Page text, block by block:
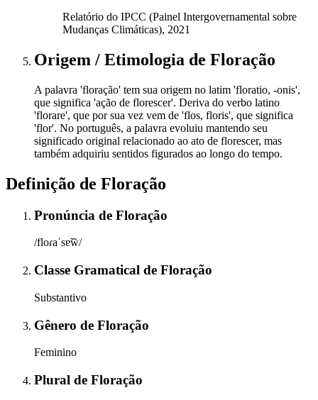
Relatório do IPCC (Painel Intergovernamental sobre
Mudanças Climáticas), 2021
Origem / Etimologia de Floração
A palavra 'floração' tem sua origem no latim 'floratio, -onis',
que significa 'ação de florescer'. Deriva do verbo latino
'florare', que por sua vez vem de 'flos, floris', que significa
'flor'. No português, a palavra evoluiu mantendo seu
significado original relacionado ao ato de florescer, mas
também adquiriu sentidos figurados ao longo do tempo.
Definição de Floração
Pronúncia de Floração
/floɾaˈsɐ̃w̃/
Classe Gramatical de Floração
Substantivo
Gênero de Floração
Feminino
Plural de Floração